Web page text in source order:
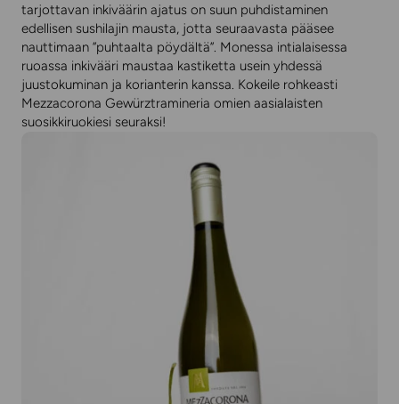
tarjottavan inkiväärin ajatus on suun puhdistaminen
edellisen sushilajin mausta, jotta seuraavasta pääsee
nauttimaan ”puhtaalta pöydältä”. Monessa intialaisessa
ruoassa inkivääri maustaa kastiketta usein yhdessä
juustokuminan ja korianterin kanssa. Kokeile rohkeasti
Mezzacorona Gewürztramineria omien aasialaisten
suosikkiruokiesi seuraksi!